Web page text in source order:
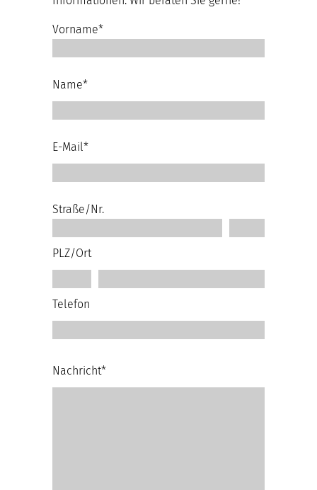
Vorname*
Name*
E-Mail*
Straße/Nr.
PLZ/Ort
Telefon
Nachricht*